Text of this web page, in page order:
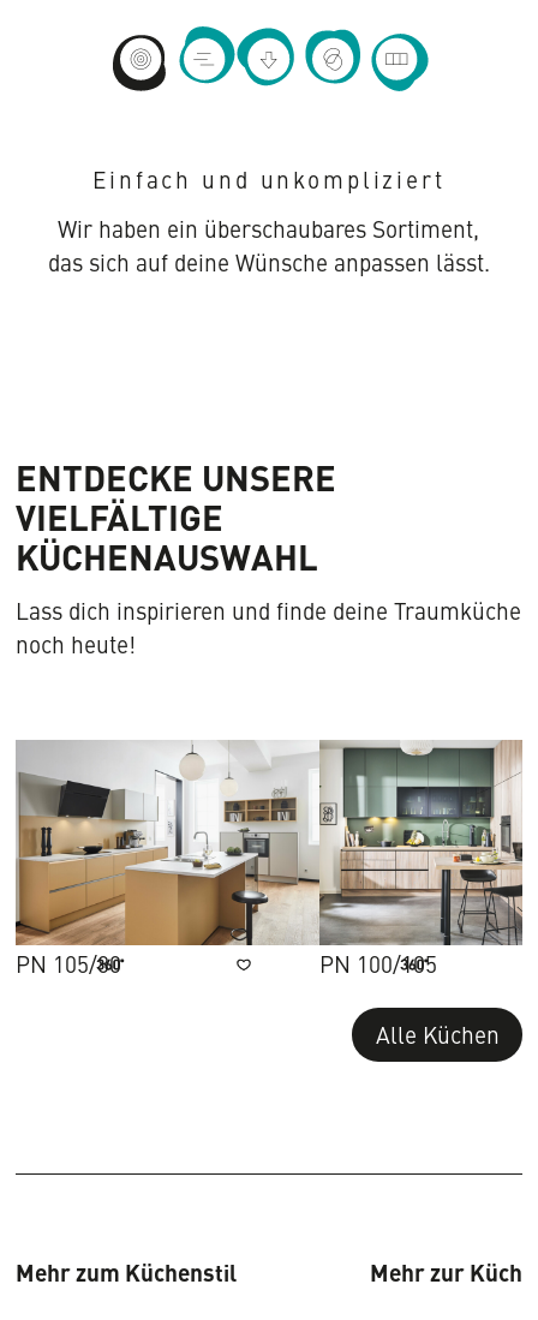
Einfach
unkompliziert
SchnelleUnschlagbare
GroßeAlles
Maß
Einfach und unkompliziert
Wir haben ein überschaubares Sortiment,
das sich auf deine Wünsche anpassen lässt.
ENTDECKE UNSERE
VIELFÄLTIGE
KÜCHENAUSWAHL
Lass dich inspirieren und finde deine Traumküche
noch heute!
PN 105/80 PN 100/105
Alle Küchen
Mehr zum Küchenstil Mehr zur